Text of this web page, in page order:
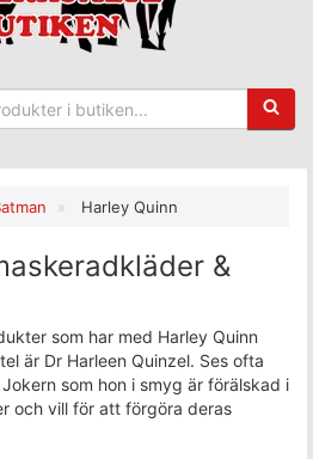
Harley Quinn
&
som har med Harley Quinn
är Dr Harleen Quinzel. Ses ofta
som hon i smyg är förälskad i
och vill för att förgöra deras